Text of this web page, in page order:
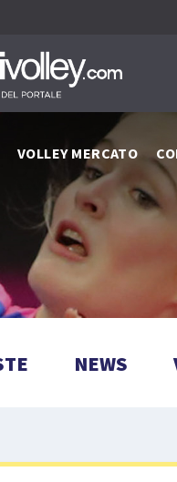
VOLLEY MERCATO
NEWS